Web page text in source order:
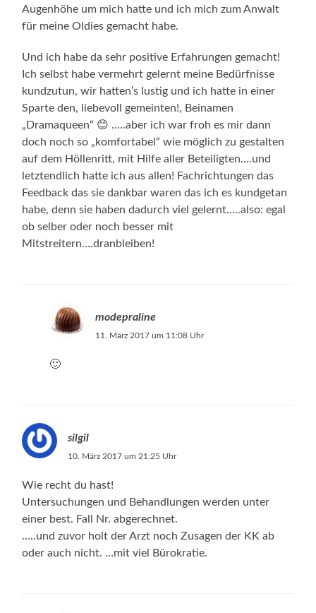
Augenhöhe um mich hatte und ich mich zum Anwalt
für meine Oldies gemacht habe.
Und ich habe da sehr positive Erfahrungen gemacht!
Ich selbst habe vermehrt gelernt meine Bedürfnisse
kundzutun, wir hatten’s lustig und ich hatte in einer
Sparte den, liebevoll gemeinten!, Beinamen
„Dramaqueen“ 😊 …..aber ich war froh es mir dann
doch noch so „komfortabel“ wie möglich zu gestalten
auf dem Höllenritt, mit Hilfe aller Beteiligten….und
letztendlich hatte ich aus allen! Fachrichtungen das
Feedback das sie dankbar waren das ich es kundgetan
habe, denn sie haben dadurch viel gelernt…..also: egal
ob selber oder noch besser mit
Mitstreitern….dranbleiben!
modepraline
11. März 2017 um 11:08 Uhr
🙂
silgil
10. März 2017 um 21:25 Uhr
Wie recht du hast!
Untersuchungen und Behandlungen werden unter
einer best. Fall Nr. abgerechnet.
…..und zuvor holt der Arzt noch Zusagen der KK ab
oder auch nicht. …mit viel Bürokratie.